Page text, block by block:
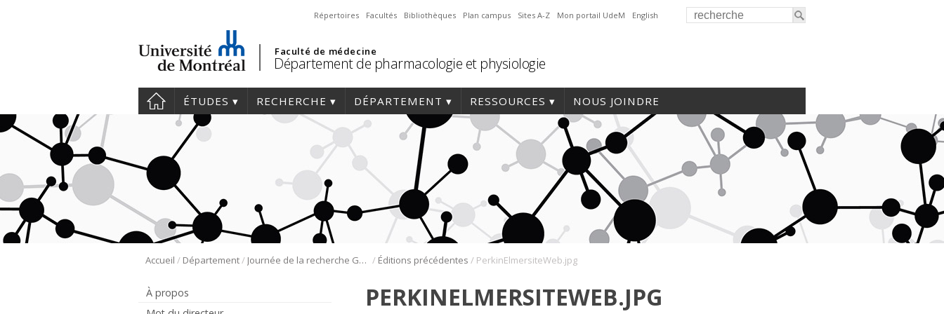
Répertoires Facultés Bibliothèques Plan campus Sites A-Z Mon portail UdeM English
Faculté de médecine
Département de pharmacologie et physiologie
ÉTUDES RECHERCHE DÉPARTEMENT RESSOURCES NOUS JOINDRE
Accueil / Département/ Journée de la recherche Gabriel L. Plaa / Éditions précédentes / PerkinElmersiteWeb.jpg
À propos
PERKINELMERSITEWEB.JPG